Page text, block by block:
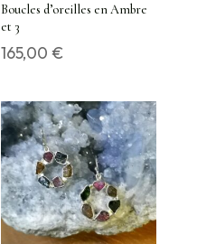
Boucles d’oreilles en Ambre
et 3
165,00€